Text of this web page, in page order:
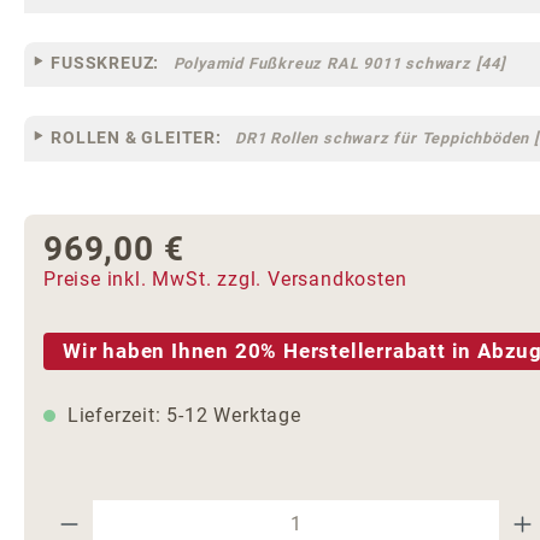
FUSSKREUZ: Polyamid Fußkreuz RAL 9011 schwarz [44]
ROLLEN & GLEITER: DR1 Rollen schwarz für Teppichböden
Regulärer Preis:
969,00 €
Preise inkl. MwSt. zzgl. Versandkosten
Wir haben Ihnen 20% Herstellerrabatt in
Lieferzeit: 5-12 Werktage
Produkt Anzahl: Gib den